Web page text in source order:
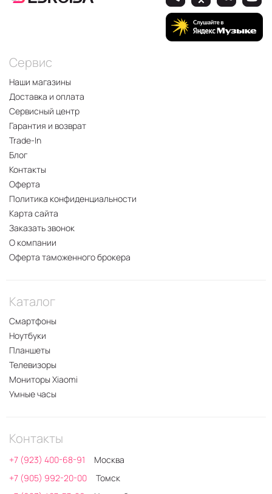
Сервис
Наши магазины
Доставка и оплата
Сервисный центр
Гарантия и возврат
Trade-In
Блог
Контакты
Оферта
Политика конфиденциальности
Карта сайта
Заказать звонок
О компании
Оферта таможенного брокера
Каталог
Смартфоны
Ноутбуки
Планшеты
Телевизоры
Мониторы Xiaomi
Умные часы
Контакты
+7 (923) 400-68-91
Москва
+7 (905) 992-20-00
Томск